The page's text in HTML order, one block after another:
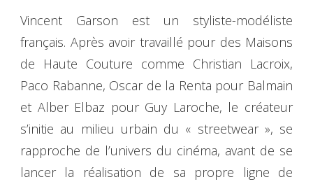
Vincent Garson est un styliste-modéliste
français. Après avoir travaillé pour des Maisons
de Haute Couture comme Christian Lacroix,
Paco Rabanne, Oscar de la Renta pour Balmain
et Alber Elbaz pour Guy Laroche, le créateur
s’initie au milieu urbain du « streetwear », se
rapproche de l’univers du cinéma, avant de se
lancer la réalisation de sa propre ligne de